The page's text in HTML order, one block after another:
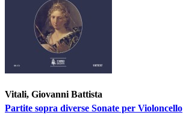
Vitali, Giovanni Battista
Partite sopra diverse Sonate per Violoncello